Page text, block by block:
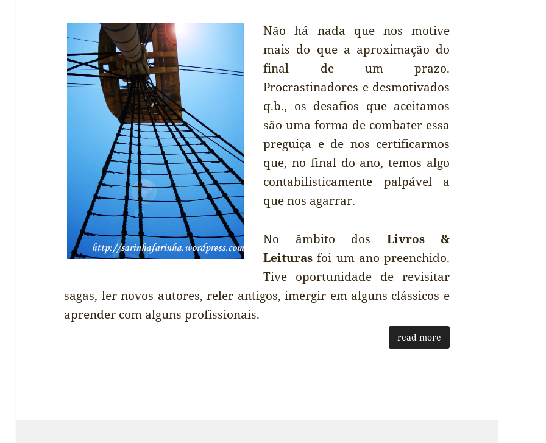
Não há nada que nos motive
mais do que a aproximação do
final de um prazo.
Procrastinadores e desmotivados
q.b., os desafios que aceitamos
são uma forma de combater essa
preguiça e de nos certificarmos
que, no final do ano, temos algo
contabilisticamente palpável a
que nos agarrar.
No âmbito dos Livros &
Leituras foi um ano preenchido.
Tive oportunidade de revisitar
sagas, ler novos autores, reler antigos, imergir em alguns clássicos e
aprender com alguns profissionais.
read more